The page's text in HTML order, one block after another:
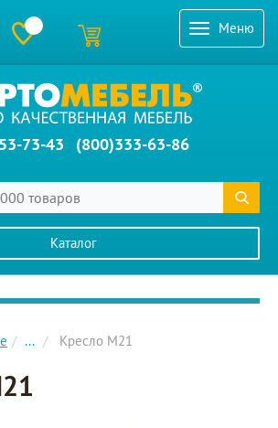
Меню
73-43 (800)333-63-86
Каталог
... Кресло M21